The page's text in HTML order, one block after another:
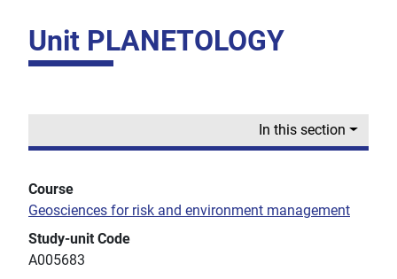
Unit PLANETOLOGY
In this section
Course
Geosciences for risk and environment management
Study-unit Code
A005683